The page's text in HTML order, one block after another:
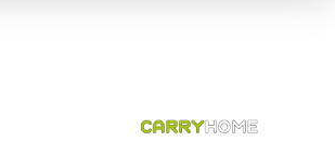
5 Sternen